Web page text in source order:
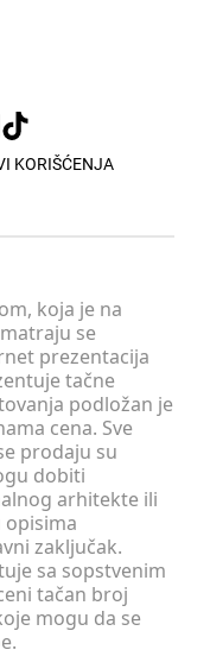
KORIŠĆENJA
koja je na
se
prezentacija
tačne
podložan je
cena. Sve
prodaju su
dobiti
arhitekte ili
opisima
zaključak.
sa sopstvenim
tačan broj
mogu da se